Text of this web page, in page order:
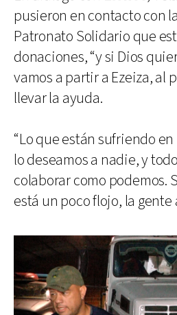
pusieron en contacto con
Patronato Solidario que
donaciones, “y si Dios
vamos a partir a Ezeiza, al
llevar la ayuda.
“Lo que están sufriendo
lo deseamos a nadie, y
colaborar como podemos.
está un poco flojo, la gente